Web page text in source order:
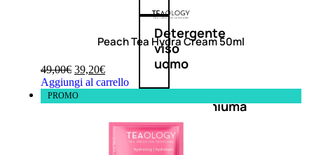
Detergente
viso
uomo
Docciaschiuma
uomo
Peach Tea Hydra Cream 50ml
49,00€ 39,20€
Aggiungi al carrello
PROMO